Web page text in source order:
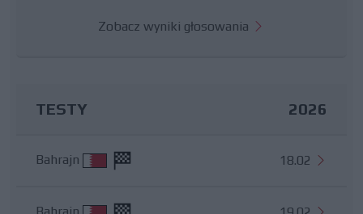
Zobacz wyniki głosowania
TESTY 2026
Bahrajn 18.02